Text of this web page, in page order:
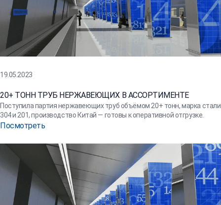
19.05.2023
20+ ТОНН ТРУБ НЕРЖАВЕЮЩИХ В АССОРТИМЕНТЕ
Поступила партия нержавеющих труб объёмом 20+ тонн, марка стали
304 и 201, производство Китай — готовы к оперативной отгрузке.
Посмотреть